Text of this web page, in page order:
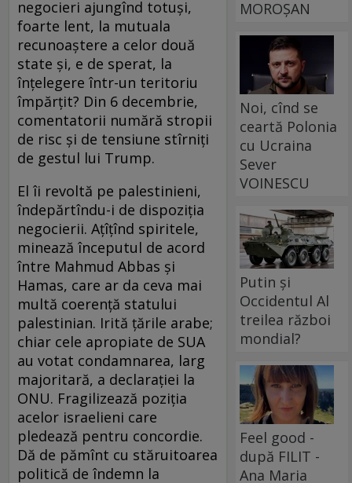
negocieri ajungînd totuşi,
foarte lent, la mutuala
recunoaştere a celor două
state şi, e de sperat, la
înţelegere într-un teritoriu
împărţit? Din 6 decembrie,
comentatorii numără stropii
de risc şi de tensiune stîrniţi
de gestul lui Trump.
El îi revoltă pe palestinieni,
îndepărtîndu-i de dispoziţia
negocierii. Aţîţînd spiritele,
minează începutul de acord
între Mahmud Abbas şi
Hamas, care ar da ceva mai
multă coerenţă statului
palestinian. Irită ţările arabe;
chiar cele apropiate de SUA
au votat condamnarea, larg
majoritară, a declaraţiei la
ONU. Fragilizează poziţia
acelor israelieni care
pledează pentru concordie.
Dă de pămînt cu stăruitoarea
politică de îndemn la
MOROȘAN
Noi, cînd se
ceartă Polonia
cu Ucraina
Sever
VOINESCU
Putin și
Occidentul Al
treilea război
mondial?
Feel good -
după FILIT -
Ana Maria